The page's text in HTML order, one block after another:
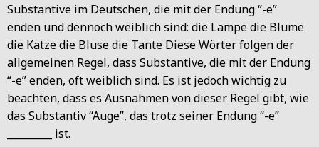
Substantive im Deutschen, die mit der Endung “-e”
enden und dennoch weiblich sind: die Lampe die Blume
die Katze die Bluse die Tante Diese Wörter folgen der
allgemeinen Regel, dass Substantive, die mit der Endung
“-e” enden, oft weiblich sind. Es ist jedoch wichtig zu
beachten, dass es Ausnahmen von dieser Regel gibt, wie
das Substantiv “Auge”, das trotz seiner Endung “-e”
_________ ist.